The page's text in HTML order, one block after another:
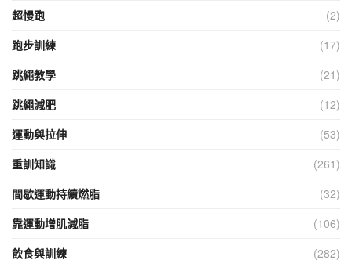
超慢跑
(2)
跑步訓練
(17)
跳繩教學
(21)
跳繩減肥
(12)
運動與拉伸
(53)
重訓知識
(261)
間歇運動持續燃脂
(32)
靠運動增肌減脂
(106)
飲食與訓練
(282)